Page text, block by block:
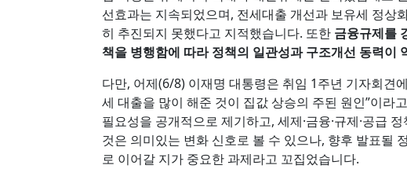
선효과는 지속되었으며, 전세대출 개선과 보유세 정상
히 추진되지 못했다고 지적했습니다. 또한 금융규제를
책을 병행함에 따라 정책의 일관성과 구조개선 동력이
다만, 어제(6/8) 이재명 대통령은 취임 1주년 기자회견
세 대출을 많이 해준 것이 집값 상승의 주된 원인”이라
필요성을 공개적으로 제기하고, 세제·금융·규제·공급
것은 의미있는 변화 신호로 볼 수 있으나, 향후 발표될
로 이어갈 지가 중요한 과제라고 꼬집었습니다.